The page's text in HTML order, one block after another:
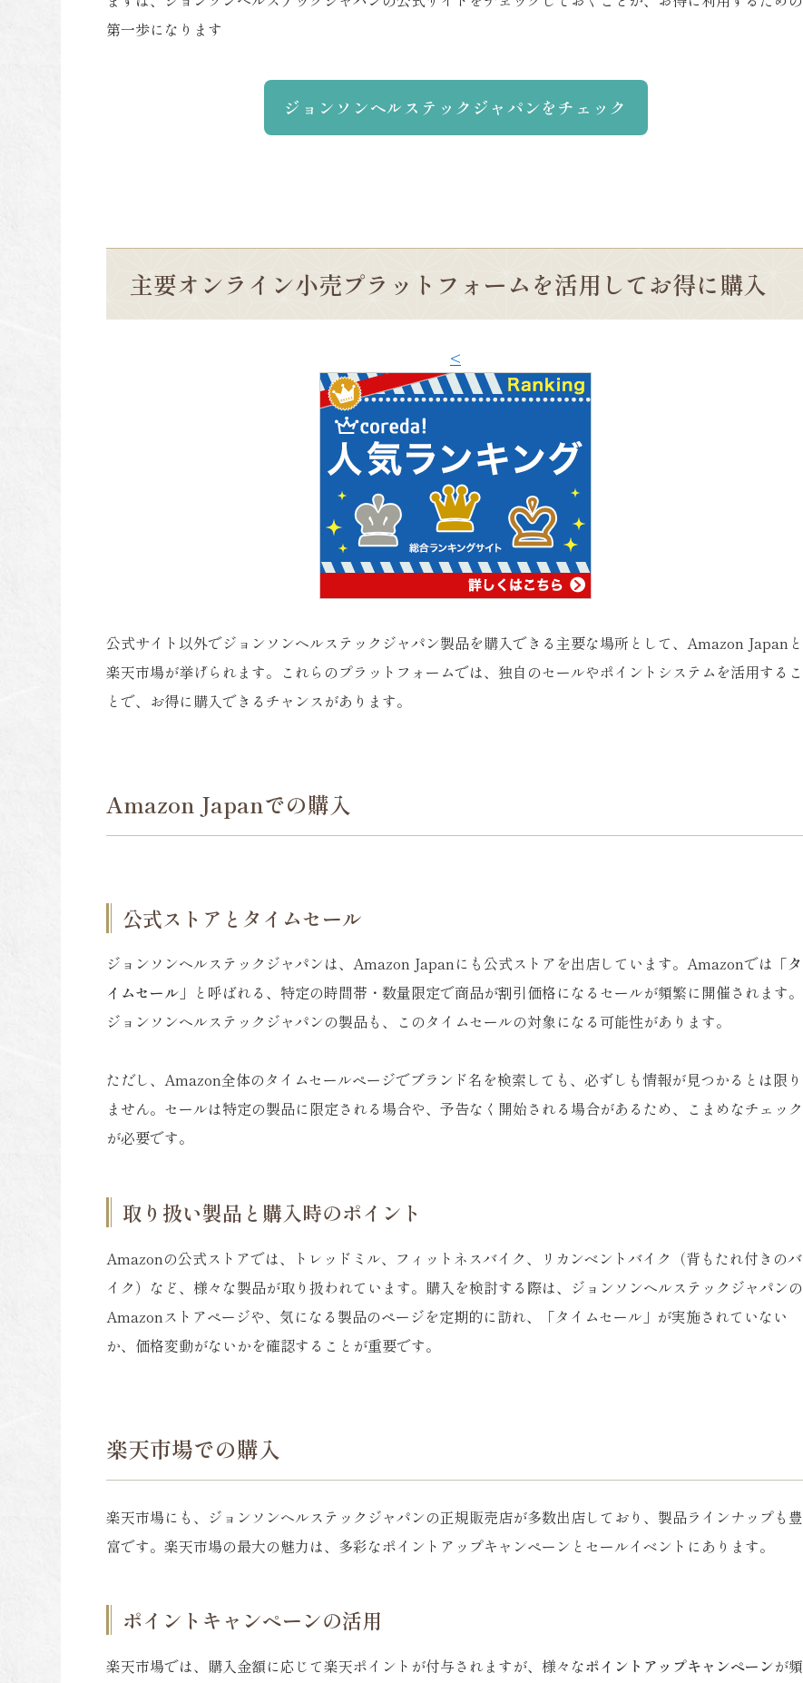
第一歩になります
ジョンソンヘルステックジャパンをチェック
主要オンライン小売プラットフォームを活用してお得に購入
<
公式サイト以外でジョンソンヘルステックジャパン製品を購入できる主要な場所として、Amazon Japanと
楽天市場が挙げられます。これらのプラットフォームでは、独自のセールやポイントシステムを活用するこ
とで、お得に購入できるチャンスがあります。
Amazon Japanでの購入
公式ストアとタイムセール
ジョンソンヘルステックジャパンは、Amazon Japanにも公式ストアを出店しています。Amazonでは「タ
イムセール 」と呼ばれる、特定の時間帯・数量限定で商品が割引価格になるセールが頻繁に開催されます。
ジョンソンヘルステックジャパンの製品も、このタイムセールの対象になる可能性があります。
ただし、Amazon全体のタイムセールページでブランド名を検索しても、必ずしも情報が見つかるとは限り
ません。セールは特定の製品に限定される場合や、予告なく開始される場合があるため、こまめなチェック
が必要です。
取り扱い製品と購入時のポイント
Amazonの公式ストアでは、トレッドミル、フィットネスバイク、リカンベントバイク（背もたれ付きのバ
イク）など、様々な製品が取り扱われています。購入を検討する際は、ジョンソンヘルステックジャパンの
Amazonストアページや、気になる製品のページを定期的に訪れ、「タイムセール」が実施されていない
か、価格変動がないかを確認することが重要です。
楽天市場での購入
楽天市場にも、ジョンソンヘルステックジャパンの正規販売店が多数出店しており、製品ラインナップも豊
富です。楽天市場の最大の魅力は、多彩なポイントアップキャンペーンとセールイベントにあります。
ポイントキャンペーンの活用
楽天市場では、購入金額に応じて楽天ポイントが付与されますが、様々なポイントアップキャンペーンが頻